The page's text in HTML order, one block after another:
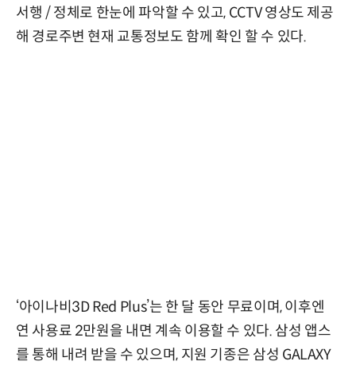
서행 / 정체로 한눈에 파악할 수 있고, CCTV 영상도 제공
해 경로주변 현재 교통정보도 함께 확인 할 수 있다.
‘아이나비3D Red Plus’는 한 달 동안 무료이며, 이후엔
연 사용료 2만원을 내면 계속 이용할 수 있다. 삼성 앱스
를 통해 내려 받을 수 있으며, 지원 기종은 삼성 GALAXY